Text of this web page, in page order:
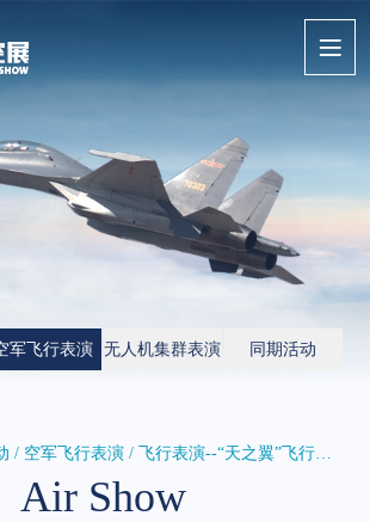
军飞行表演 无人机集群表演 同期活动
/ 空军飞行表演 / 飞行表演--“天之翼”飞行表演...
Air Show